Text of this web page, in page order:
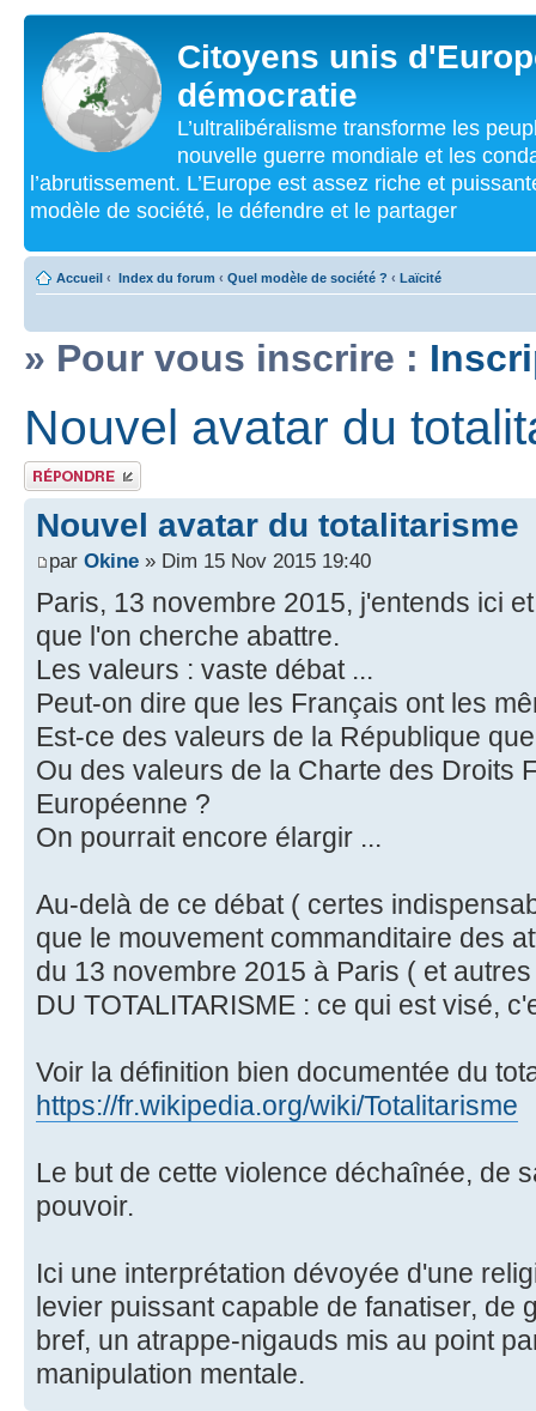
Citoyens unis
démocratie
L’ultralibéralisme transforme les
nouvelle guerre mondiale et les
l’abrutissement. L’Europe est assez riche et
modèle de société, le défendre et le partager
Accueil ‹ Index du forum ‹ Quel modèle de société ? ‹ Laïcité
» Pour vous inscrire :
Nouvel avatar du
Répondre
Nouvel avatar du totalitarisme
par Okine » Dim 15 Nov 2015 19:40
Paris, 13 novembre 2015, j'entends ici
que l'on cherche abattre.
Les valeurs : vaste débat ...
Peut-on dire que les Français ont les
Est-ce des valeurs de la République
Ou des valeurs de la Charte des Droits
Européenne ?
On pourrait encore élargir ...
Au-delà de ce débat ( certes
que le mouvement commanditaire des
du 13 novembre 2015 à Paris ( et autres
DU TOTALITARISME : ce qui est visé,
Voir la définition bien documentée du
https://fr.wikipedia.org/wiki/Totalitarisme
Le but de cette violence déchaînée, de
pouvoir.
Ici une interprétation dévoyée d'une
levier puissant capable de fanatiser, de
bref, un atrappe-nigauds mis au point
manipulation mentale.